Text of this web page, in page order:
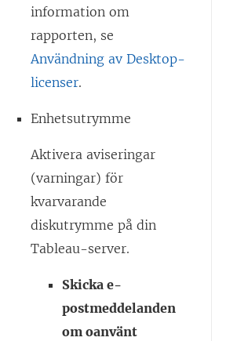
information om
rapporten, se
Användning av Desktop-
licenser.
Enhetsutrymme
Aktivera aviseringar
(varningar) för
kvarvarande
diskutrymme på din
Tableau-server.
Skicka e-
postmeddelanden
om oanvänt